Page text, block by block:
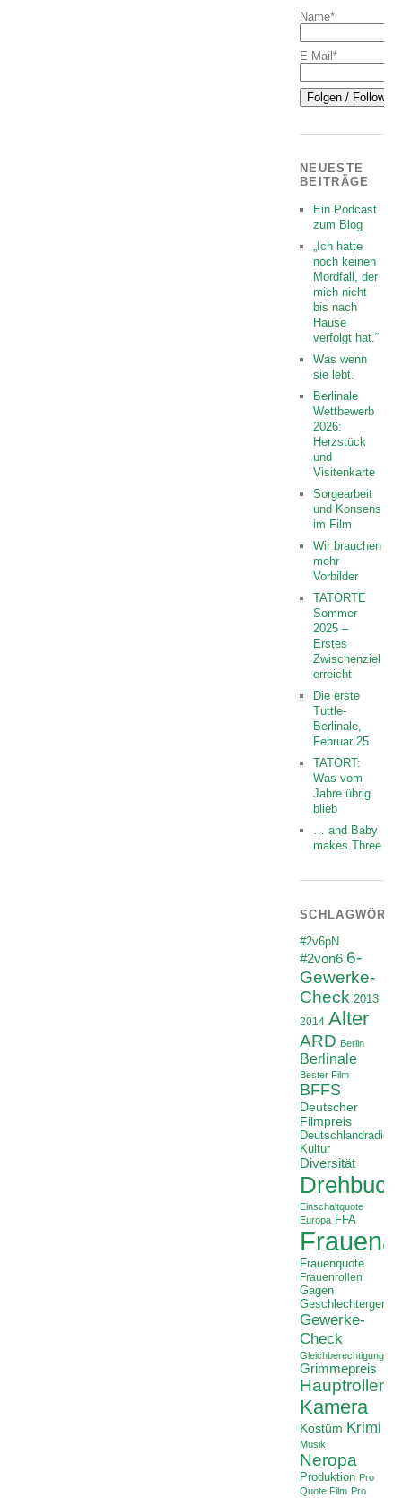
Name*
E-Mail*
NEUESTE
BEITRÄGE
Ein Podcast
zum Blog
„Ich hatte
noch keinen
Mordfall, der
mich nicht
bis nach
Hause
verfolgt hat.“
Was wenn
sie lebt.
Berlinale
Wettbewerb
2026:
Herzstück
und
Visitenkarte
Sorgearbeit
und Konsens
im Film
Wir brauchen
mehr
Vorbilder
TATORTE
Sommer
2025 –
Erstes
Zwischenziel
erreicht
Die erste
Tuttle-
Berlinale,
Februar 25
TATORT:
Was vom
Jahre übrig
blieb
… and Baby
makes Three
#2v6pN
#2von6 6-
Gewerke-
Check 2013
2014 Alter
ARD Berlin
Berlinale
Bester Film
BFFS
Deutscher
Filmpreis
Deutschlandradio
Kultur
Diversität
Drehbuch
Einschaltquote
Europa FFA
Frauenquote
Frauenrollen
Gagen
Gewerke-
Check
Gleichberechtigung
Grimmepreis
Hauptrollen
Kamera
Kostüm Krimi
Musik
Neropa
Produktion Pro
Quote Film Pro